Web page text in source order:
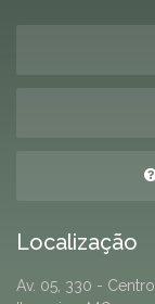
Localização
Av. 05, 330 - Centro